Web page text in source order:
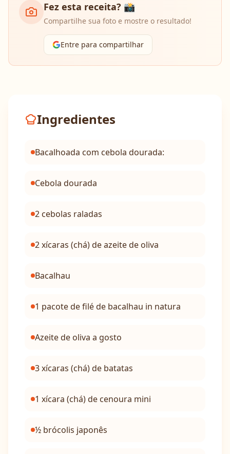
Fez esta receita? 📸
Compartilhe sua foto e mostre o resultado!
Entre para compartilhar
Ingredientes
Bacalhoada com cebola dourada:
Cebola dourada
2 cebolas raladas
2 xícaras (chá) de azeite de oliva
Bacalhau
1 pacote de filé de bacalhau in natura
Azeite de oliva a gosto
3 xícaras (chá) de batatas
1 xícara (chá) de cenoura mini
½ brócolis japonês